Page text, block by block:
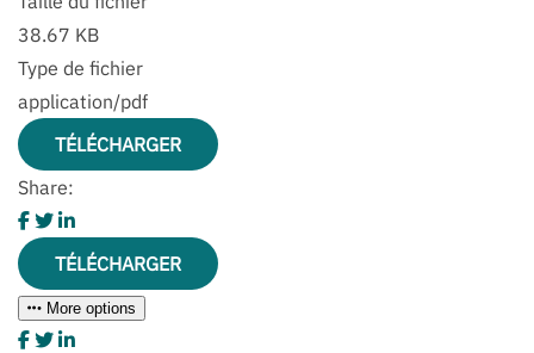
38.67 KB
Type de fichier
application/pdf
TÉLÉCHARGER
Share:
TÉLÉCHARGER
More options